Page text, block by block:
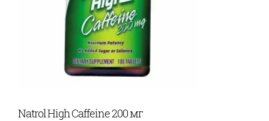
Natrol High Caffeine 200 мг